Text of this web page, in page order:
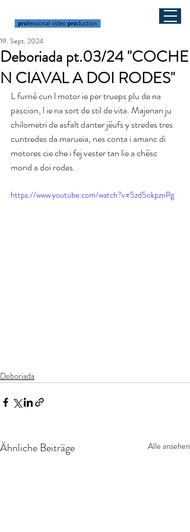
Deboriada pt.03/24 "COCHE
N CIAVAL A DOI RODES"
19. Sept. 2024
L furné cun l motor ie per trueps plu de na
pascion, l ie na sort de stil de vita. Majenan ju
chilometri de asfalt danter jëufs y stredes tres
cuntredes da marueia, nes conta i amanc di
motores cie che i fej vester tan lie a chësc
mond a doi rodes.
https://www.youtube.com/watch?v=5zd5okpznPg
Deboriada
Ähnliche Beiträge Alle ansehen